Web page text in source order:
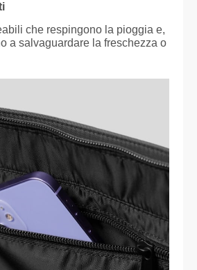
che respingono la pioggia e,
a salvaguardare la freschezza o